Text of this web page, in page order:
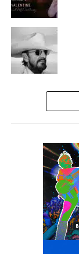
SUJETS ASSOCIÉS:
THE BEATLES